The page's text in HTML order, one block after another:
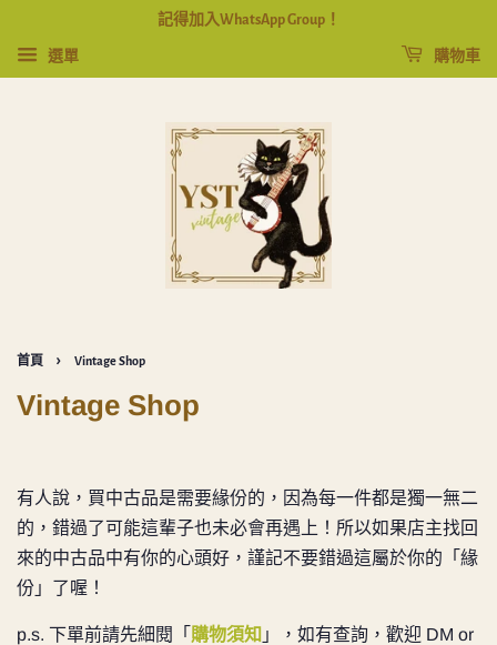
記得加入WhatsApp Group！
選單 購物車
首頁 › Vintage Shop
Vintage Shop
有人說，買中古品是需要緣份的，因為每一件都是獨一無二
的，錯過了可能這輩子也未必會再遇上！ 所以如果店主找回
來的中古品中有你的心頭好，謹記不要錯過這屬於你的「緣
份」了喔！
p.s. 下單前請先細閱「 購物須知 」，如有查詢，歡迎 DM or